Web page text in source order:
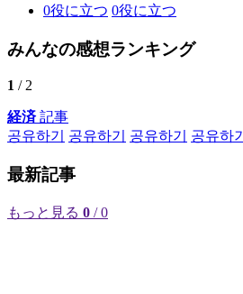
0役に立つ 0役に立つ
みんなの感想ランキング
1 / 2
経済記事
공유하기
공유하기 공유하기 공유하기
最新記事
もっと見る 0 / 0